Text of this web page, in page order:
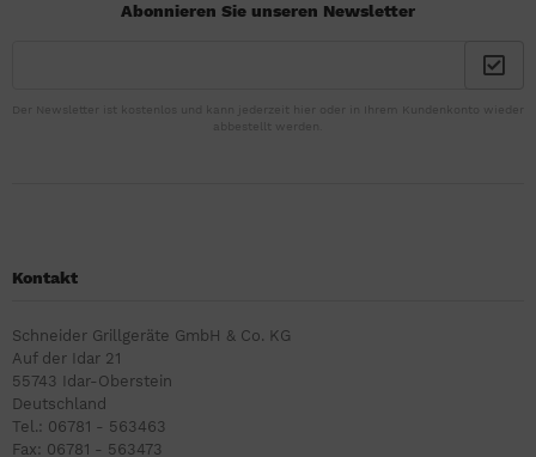
Abonnieren Sie unseren Newsletter
Der Newsletter ist kostenlos und kann jederzeit hier oder in Ihrem Kundenkonto wieder
abbestellt werden.
Kontakt
Schneider Grillgeräte GmbH & Co. KG
Auf der Idar 21
55743 Idar-Oberstein
Deutschland
Tel.: 06781 - 563463
Fax: 06781 - 563473